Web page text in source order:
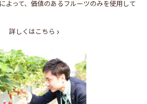
よって、価値のあるフルーツのみを使用して
詳しくはこちら